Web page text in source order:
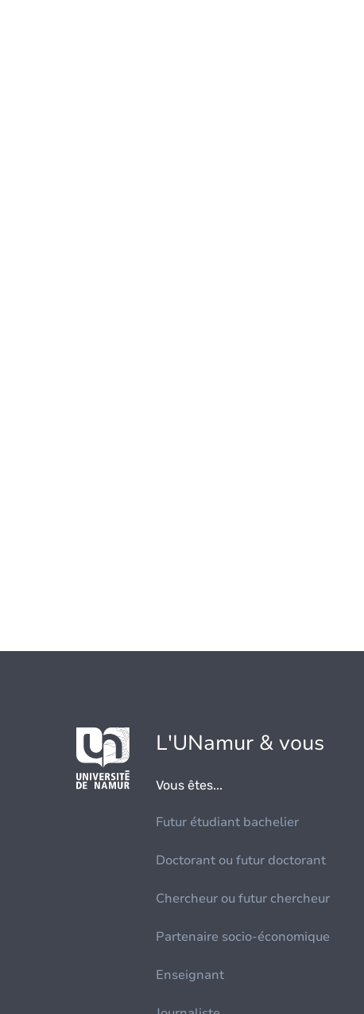
L'UNamur & vous
Vous êtes...
Futur étudiant bachelier
Doctorant ou futur doctorant
Chercheur ou futur chercheur
Partenaire socio-économique
Enseignant